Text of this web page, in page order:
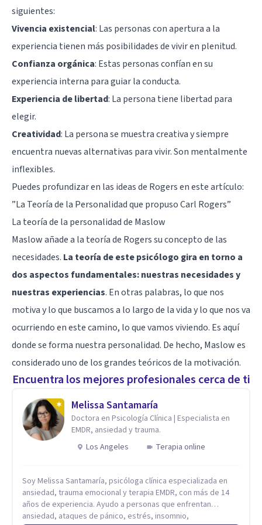
siguientes:
Vivencia existencial: Las personas con apertura a la
experiencia tienen más posibilidades de vivir en plenitud.
Confianza orgánica: Estas personas confían en su
experiencia interna para guiar la conducta.
Experiencia de libertad: La persona tiene libertad para
elegir.
Creatividad: La persona se muestra creativa y siempre
encuentra nuevas alternativas para vivir. Son mentalmente
inflexibles.
Puedes profundizar en las ideas de Rogers en este artículo:
”La Teoría de la Personalidad que propuso Carl Rogers”
La teoría de la personalidad de Maslow
Maslow añade a la teoría de Rogers su concepto de las
necesidades. La teoría de este psicólogo gira en torno a
dos aspectos fundamentales: nuestras necesidades y
nuestras experiencias. En otras palabras, lo que nos
motiva y lo que buscamos a lo largo de la vida y lo que nos va
ocurriendo en este camino, lo que vamos viviendo. Es aquí
donde se forma nuestra personalidad. De hecho, Maslow es
considerado uno de los grandes teóricos de la motivación.
Encuentra los mejores profesionales cerca de ti
Melissa Santamaría
Doctora en Psicología Clínica | Especialista en
EMDR, ansiedad y trauma.
Los Angeles
Terapia online
Soy Melissa Santamaría, psicóloga clínica especializada en
ansiedad, trauma emocional y terapia EMDR, con más de 14
años de experiencia. Ayudo a personas que enfrentan
ansiedad, ataques de pánico, estrés, insomnio,